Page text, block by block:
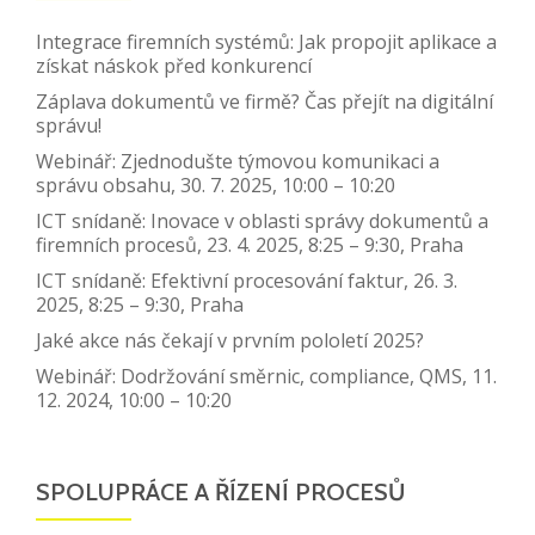
Integrace firemních systémů: Jak propojit aplikace a
získat náskok před konkurencí
Záplava dokumentů ve firmě? Čas přejít na digitální
správu!
Webinář: Zjednodušte týmovou komunikaci a
správu obsahu, 30. 7. 2025, 10:00 – 10:20
ICT snídaně: Inovace v oblasti správy dokumentů a
firemních procesů, 23. 4. 2025, 8:25 – 9:30, Praha
ICT snídaně: Efektivní procesování faktur, 26. 3.
2025, 8:25 – 9:30, Praha
Jaké akce nás čekají v prvním pololetí 2025?
Webinář: Dodržování směrnic, compliance, QMS, 11.
12. 2024, 10:00 – 10:20
SPOLUPRÁCE A ŘÍZENÍ PROCESŮ